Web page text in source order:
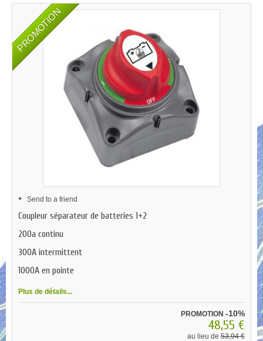
PROMOTION
Send to a friend
Coupleur séparateur de batteries 1+2
200a continu
300A intermittent
1000A en pointe
Plus de détails...
PROMOTION -10%
48,55 €
au lieu de 53,94 €